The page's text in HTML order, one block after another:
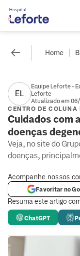
Home
EL
Equipe Leforte -
Leforte
Atualizado em
CENTRO DE COLUNA
Cuidados com
doenças
Veja, no site do
doenças,
Resuma este artigo
ChatGPT
Acompanhe nossos
Favoritar no